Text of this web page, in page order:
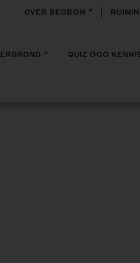
OVER BEOBOM
QUIZ OOO